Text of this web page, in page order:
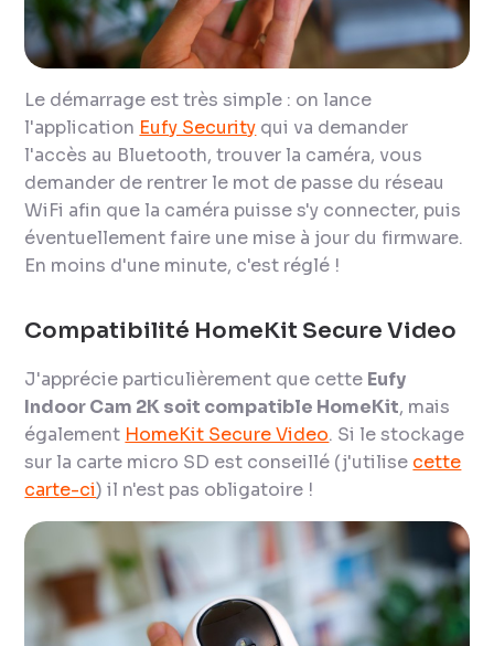
Le démarrage est très simple : on lance
l'application Eufy Security qui va demander
l'accès au Bluetooth, trouver la caméra, vous
demander de rentrer le mot de passe du réseau
WiFi afin que la caméra puisse s'y connecter, puis
éventuellement faire une mise à jour du firmware.
En moins d'une minute, c'est réglé !
Compatibilité HomeKit Secure Video
J'apprécie particulièrement que cette Eufy
Indoor Cam 2K soit compatible HomeKit, mais
également HomeKit Secure Video. Si le stockage
sur la carte micro SD est conseillé (j'utilise cette
carte-ci) il n'est pas obligatoire !